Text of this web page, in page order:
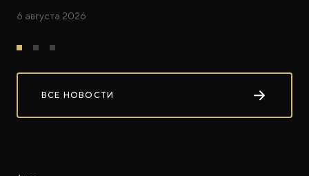
6 августа 2026
ВСЕ НОВОСТИ